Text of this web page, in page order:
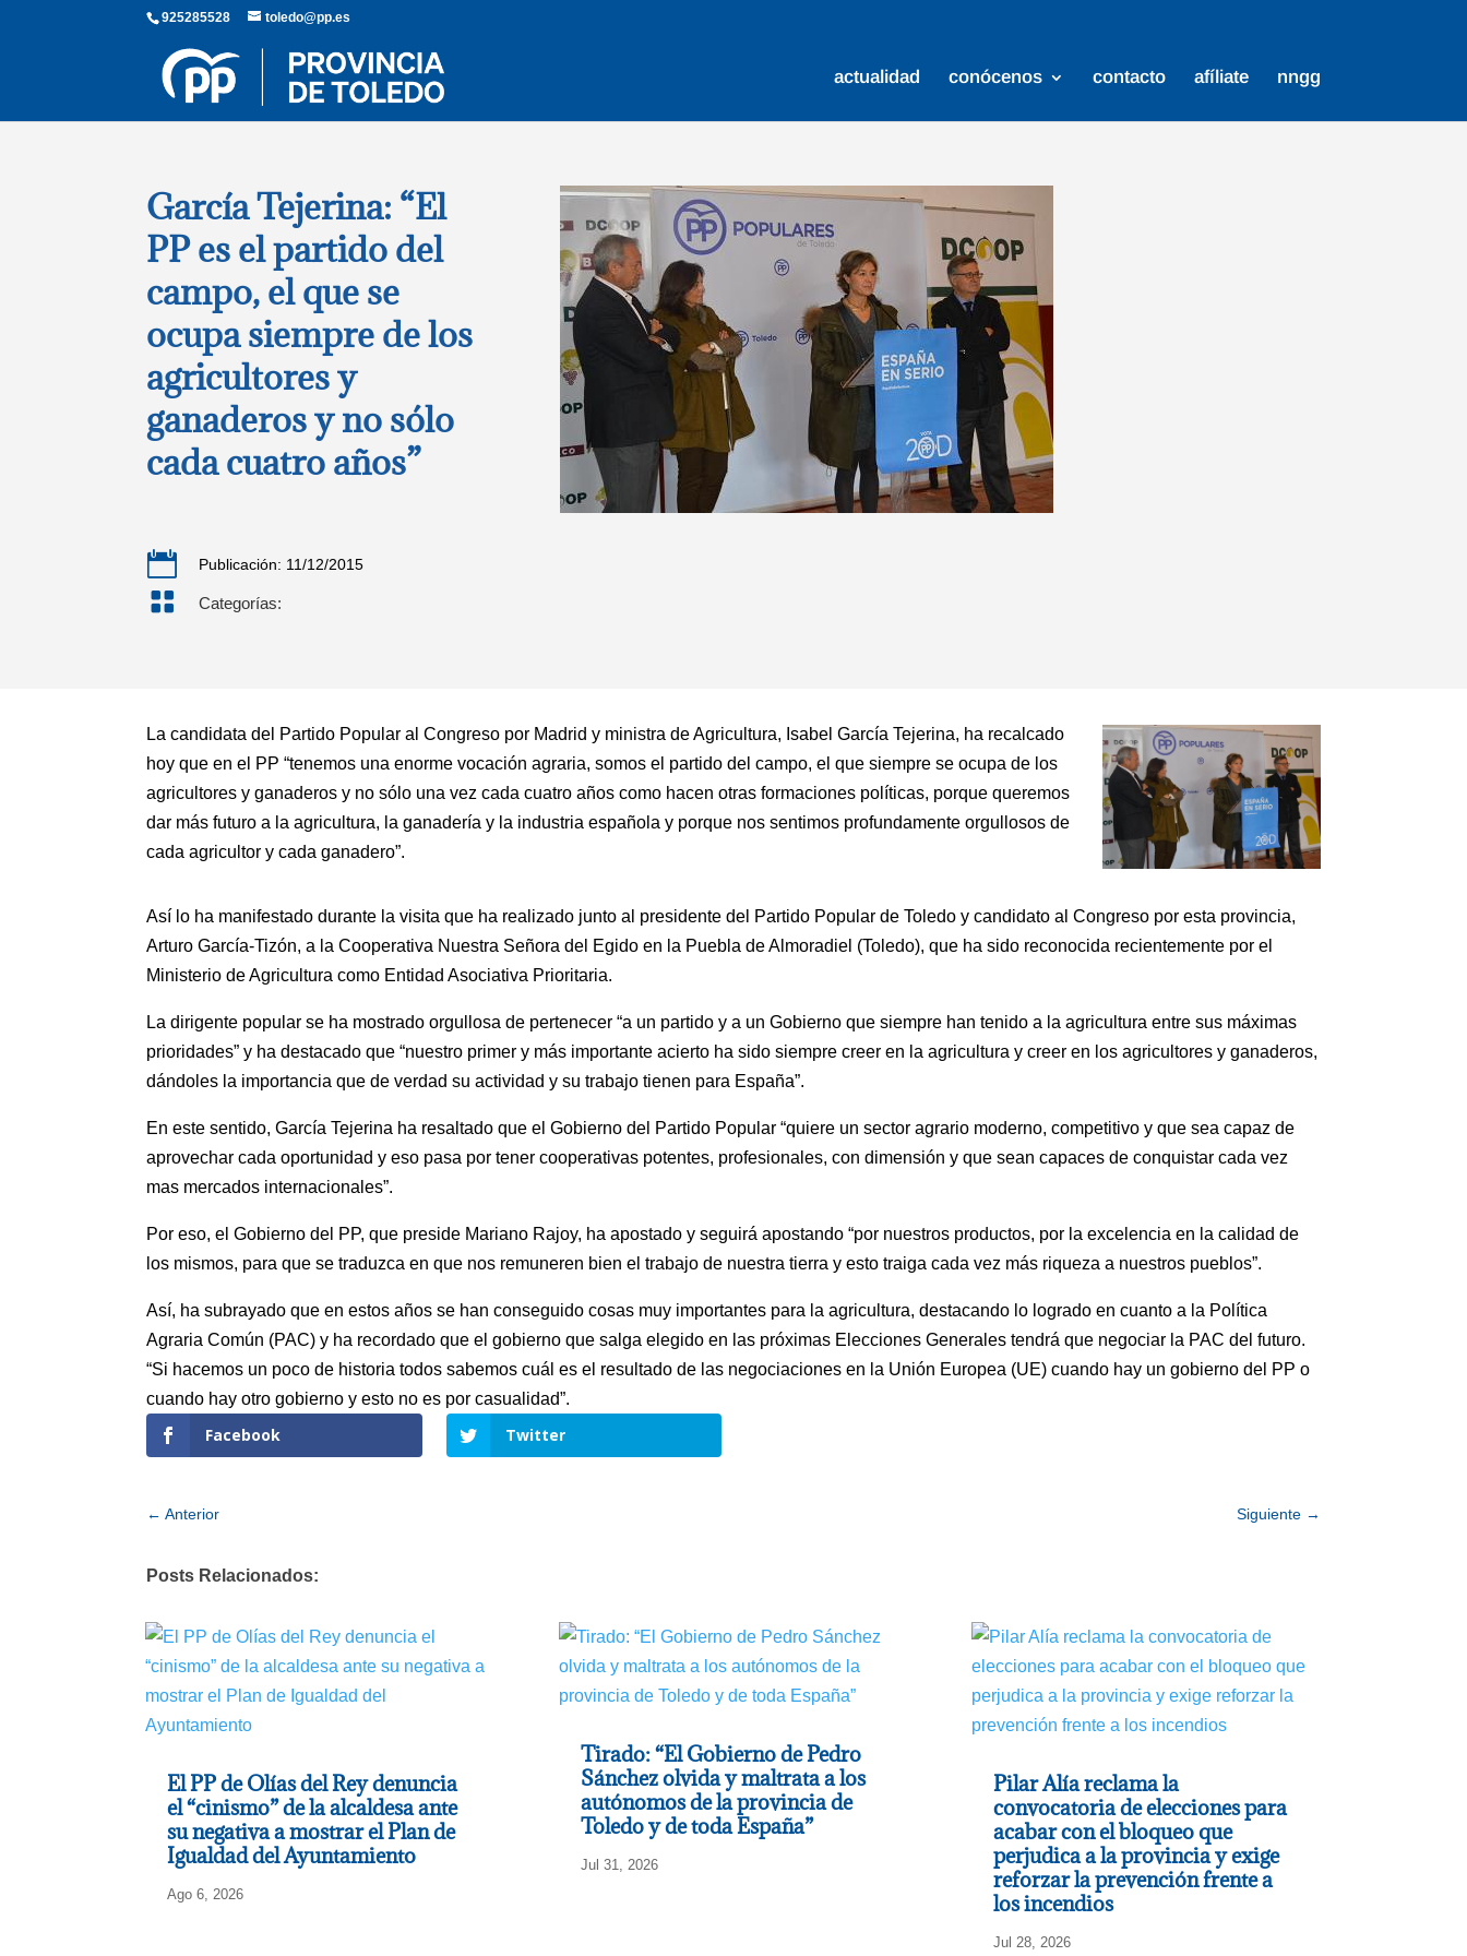
925285528 toledo@pp.es
actualidad conócenos contacto afíliate nngg
García Tejerina: “El
PP es el partido del
campo, el que se
ocupa siempre de los
agricultores y
ganaderos y no sólo
cada cuatro años”
 Publicación: 11/12/2015
 Categorías:
La candidata del Partido Popular al Congreso por Madrid y ministra de Agricultura, Isabel García Tejerina, ha recalcado
hoy que en el PP “tenemos una enorme vocación agraria, somos el partido del campo, el que siempre se ocupa de los
agricultores y ganaderos y no sólo una vez cada cuatro años como hacen otras formaciones políticas, porque queremos
dar más futuro a la agricultura, la ganadería y la industria española y porque nos sentimos profundamente orgullosos de
cada agricultor y cada ganadero”.
Así lo ha manifestado durante la visita que ha realizado junto al presidente del Partido Popular de Toledo y candidato al Congreso por esta provincia,
Arturo García-Tizón, a la Cooperativa Nuestra Señora del Egido en la Puebla de Almoradiel (Toledo), que ha sido reconocida recientemente por el
Ministerio de Agricultura como Entidad Asociativa Prioritaria.
La dirigente popular se ha mostrado orgullosa de pertenecer “a un partido y a un Gobierno que siempre han tenido a la agricultura entre sus máximas
prioridades” y ha destacado que “nuestro primer y más importante acierto ha sido siempre creer en la agricultura y creer en los agricultores y ganaderos,
dándoles la importancia que de verdad su actividad y su trabajo tienen para España”.
En este sentido, García Tejerina ha resaltado que el Gobierno del Partido Popular “quiere un sector agrario moderno, competitivo y que sea capaz de
aprovechar cada oportunidad y eso pasa por tener cooperativas potentes, profesionales, con dimensión y que sean capaces de conquistar cada vez
mas mercados internacionales”.
Por eso, el Gobierno del PP, que preside Mariano Rajoy, ha apostado y seguirá apostando “por nuestros productos, por la excelencia en la calidad de
los mismos, para que se traduzca en que nos remuneren bien el trabajo de nuestra tierra y esto traiga cada vez más riqueza a nuestros pueblos”.
Así, ha subrayado que en estos años se han conseguido cosas muy importantes para la agricultura, destacando lo logrado en cuanto a la Política
Agraria Común (PAC) y ha recordado que el gobierno que salga elegido en las próximas Elecciones Generales tendrá que negociar la PAC del futuro.
“Si hacemos un poco de historia todos sabemos cuál es el resultado de las negociaciones en la Unión Europea (UE) cuando hay un gobierno del PP o
cuando hay otro gobierno y esto no es por casualidad”.
Facebook Twitter
←Anterior Siguiente→
Posts Relacionados:
El PP de Olías del Rey denuncia
el “cinismo” de la alcaldesa ante
su negativa a mostrar el Plan de
Igualdad del Ayuntamiento
Ago 6, 2026
Tirado: “El Gobierno de Pedro
Sánchez olvida y maltrata a los
autónomos de la provincia de
Toledo y de toda España”
Jul 31, 2026
Pilar Alía reclama la
convocatoria de elecciones para
acabar con el bloqueo que
perjudica a la provincia y exige
reforzar la prevención frente a
los incendios
Jul 28, 2026